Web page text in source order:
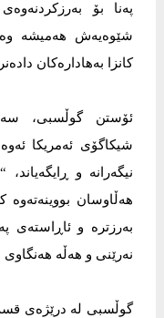
پەنا بۆ
شێوەیەش هەمیشە
کانزا بەهادارەکان
ئۆستن گوڵسبی،
شیکاگۆی ئەمریکا
نیگەرانە و
هەڵاوسان بووینەتەوە
بەرزترە و ئاڕاستەی
نەرێنی و هەڵە هەنگاوی
گوڵسبی لە درێژەی